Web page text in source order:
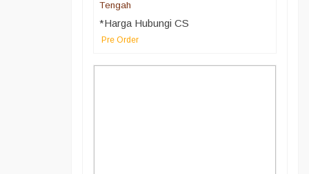
Tengah
*Harga Hubungi CS
Pre Order